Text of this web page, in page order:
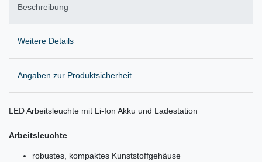
Beschreibung
Weitere Details
Angaben zur Produktsicherheit
LED Arbeitsleuchte mit Li-Ion Akku und Ladestation
Arbeitsleuchte
robustes, kompaktes Kunststoffgehäuse